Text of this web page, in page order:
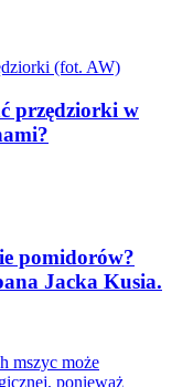
przędziorki w
pomidorów?
Jacka Kusia.